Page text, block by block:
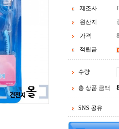
제조사
원산지
가격
적립금
수량
총 상품 금액
SNS 공유